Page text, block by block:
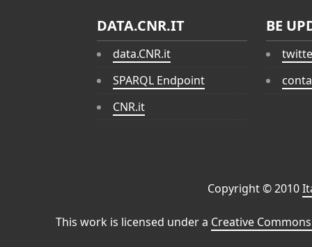
DATA.CNR.IT
data.CNR.it
SPARQL Endpoint
CNR.it
BE
Copyright © 2010
This work is licensed under a Creative